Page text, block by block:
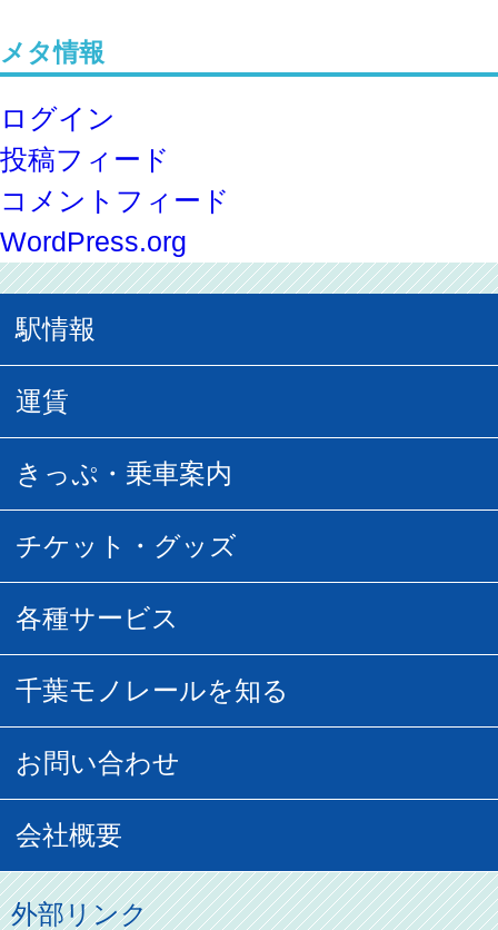
メタ情報
ログイン
投稿フィード
コメントフィード
WordPress.org
駅情報
駅情報
所要時間
空の散歩道
URBAN FLYER時刻表
運賃
普通運賃
団体乗車
貸切列車
きっぷ・乗車案内
乗車券の種類
フリーきっぷ
記念切符
割引制度
その他のご案内
チケット・グッズ
駅窓口販売チケット
葭川となみグッズ
初音ミクグッズ
俺の妹。
各種サービス
モノちゃんトラベル
広告募集
直営駐車場パーク＆ライド
千葉モノレールを知る
営業距離世界最長
モノちゃん
お問い合わせ
お客様の声
よくあるご質問
会社概要
会社概要
外部リンク